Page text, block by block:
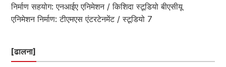
निर्माण सहयोग: एनआईए एनिमेशन / किशिदा स्टूडियो बीएसीयू
एनिमेशन निर्माण: टीएमएस एंटरटेनमेंट / स्टूडियो 7
[ढालना]